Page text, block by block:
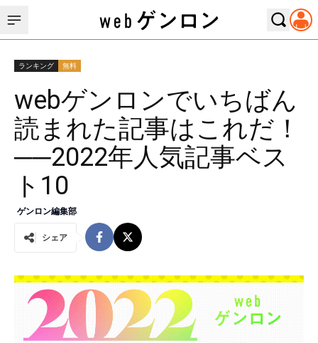
ランキング 無料
webゲンロンでいちばん
読まれた記事はこれだ！
──2022年人気記事ベス
ト10
ゲンロン編集部
シェア